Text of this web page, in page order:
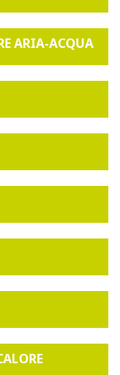
ARIA-ACQUA